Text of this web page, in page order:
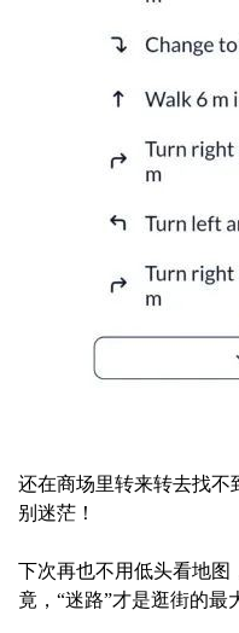
还在商场里转来转去找不
别迷茫！
下次再也不用低头看地图
竟，“迷路”才是逛街的最